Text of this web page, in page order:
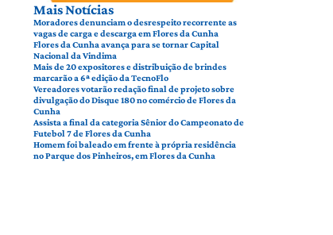
Mais Notícias
Moradores denunciam o desrespeito recorrente as
vagas de carga e descarga em Flores da Cunha
Flores da Cunha avança para se tornar Capital
Nacional da Vindima
Mais de 20 expositores e distribuição de brindes
marcarão a 6ª edição da TecnoFlo
Vereadores votarão redação final de projeto sobre
divulgação do Disque 180 no comércio de Flores da
Cunha
Assista a final da categoria Sênior do Campeonato de
Futebol 7 de Flores da Cunha
Homem foi baleado em frente à própria residência
no Parque dos Pinheiros, em Flores da Cunha